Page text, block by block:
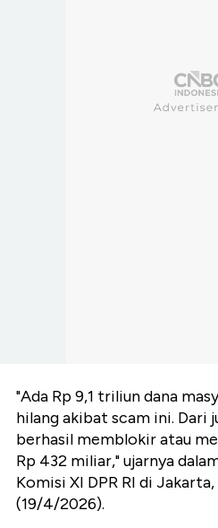
"Ada Rp 9,1 triliun dana
hilang akibat scam ini. Dari
berhasil memblokir atau
Rp 432 miliar," ujarnya
Komisi XI DPR RI di
(19/4/2026).